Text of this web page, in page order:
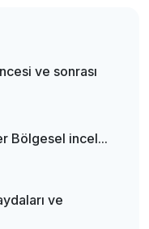
ve sonrası
Bölgesel incel...
ve